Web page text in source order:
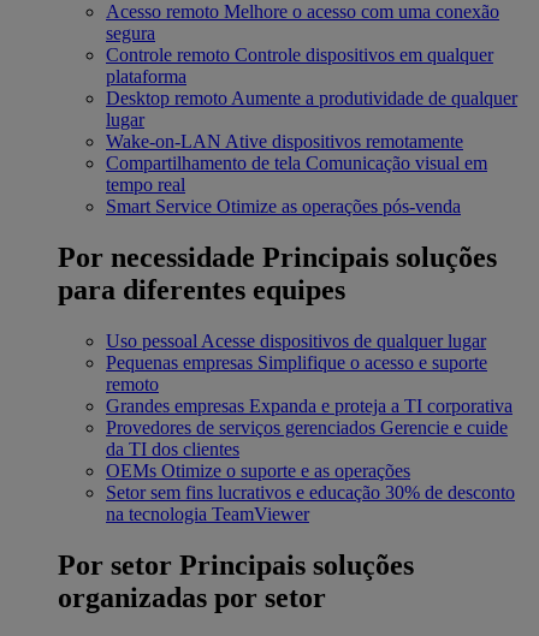
Acesso remoto Melhore o acesso com uma conexão
segura
Controle remoto Controle dispositivos em qualquer
plataforma
Desktop remoto Aumente a produtividade de qualquer
lugar
Wake-on-LAN Ative dispositivos remotamente
Compartilhamento de tela Comunicação visual em
tempo real
Smart Service Otimize as operações pós-venda
Por necessidade Principais soluções
para diferentes equipes
Uso pessoal Acesse dispositivos de qualquer lugar
Pequenas empresas Simplifique o acesso e suporte
remoto
Grandes empresas Expanda e proteja a TI corporativa
Provedores de serviços gerenciados Gerencie e cuide
da TI dos clientes
OEMs Otimize o suporte e as operações
Setor sem fins lucrativos e educação 30% de desconto
na tecnologia TeamViewer
Por setor Principais soluções
organizadas por setor